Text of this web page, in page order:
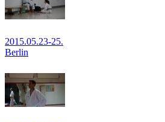
2015.05.23-25.
Berlin